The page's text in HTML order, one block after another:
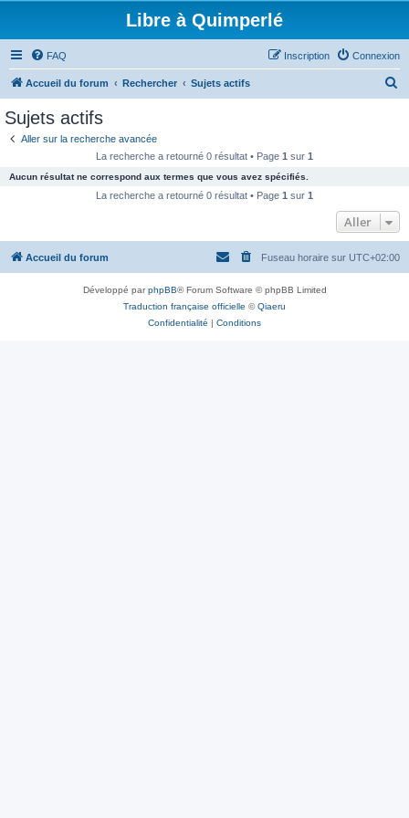
Libre à Quimperlé
FAQ Connexion
Inscription
Accueil du forum Rechercher Sujets actifs
c
e
Sujets actifs
Aller sur la recherche avancée
La recherche a retourné 0 résultat • Page 1 sur 1
Aucun résultat ne correspond aux termes que vous avez spécifiés.
La recherche a retourné 0 résultat • Page 1 sur 1
Aller
Accueil du forum Fuseau horaire sur UTC+02:00
Développé parphpBB® Forum Software © phpBB Limited
Traduction française officielle ©Qiaeru
Confidentialité | Conditions